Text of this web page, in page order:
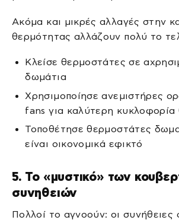
Ακόμα και μικρές αλλαγές στην
θερμότητας αλλάζουν πολύ το
Κλείσε θερμοστάτες σε
δωμάτια
Χρησιμοποίησε ανεμιστήρες
fans για καλύτερη
Τοποθέτησε θερμοστάτες
είναι οικονομικά εφικτό
5. Το «μυστικό» των
συνηθειών
Πολλοί το αγνοούν: οι συνήθειες